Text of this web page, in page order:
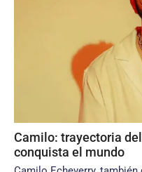
Camilo: trayectoria
conquista el mundo